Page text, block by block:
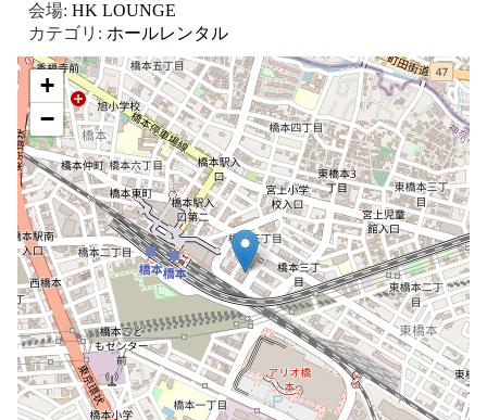
会場: HK LOUNGE
カテゴリ: ホールレンタル
+
−